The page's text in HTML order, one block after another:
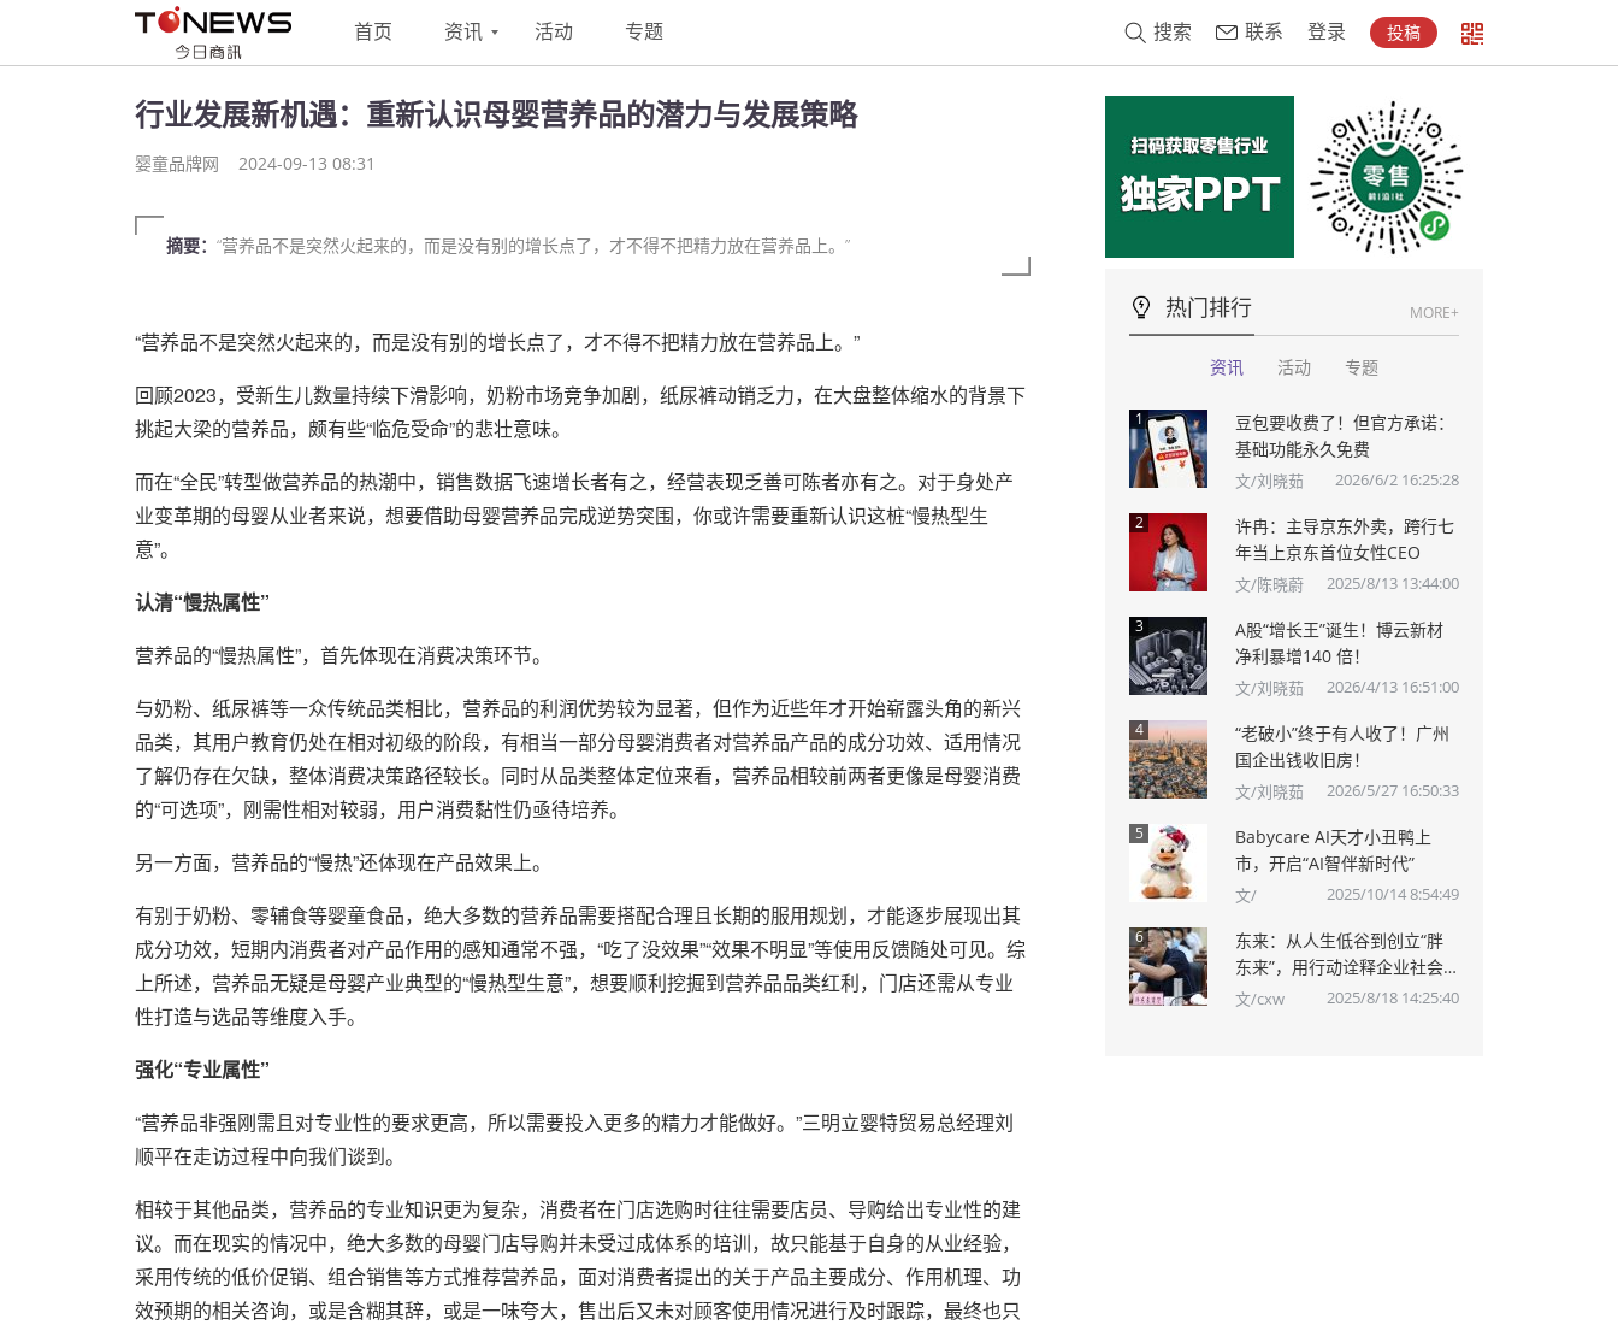
首页 资讯 活动 专题 搜索 联系 登录 投稿
行业发展新机遇：重新认识母婴营养品的潜力与发展策略
婴童品牌网 2024-09-13 08:31
摘要： “营养品不是突然火起来的，而是没有别的增长点了，才不得不把精力放在营养品上。”
“营养品不是突然火起来的，而是没有别的增长点了，才不得不把精力放在营养品上。”
回顾2023，受新生儿数量持续下滑影响，奶粉市场竞争加剧，纸尿裤动销乏力，在大盘整体缩水的背景下
挑起大梁的营养品，颇有些“临危受命”的悲壮意味。
而在“全民”转型做营养品的热潮中，销售数据飞速增长者有之，经营表现乏善可陈者亦有之。对于身处产
业变革期的母婴从业者来说，想要借助母婴营养品完成逆势突围，你或许需要重新认识这桩“慢热型生
意”。
认清“慢热属性”
营养品的“慢热属性”，首先体现在消费决策环节。
与奶粉、纸尿裤等一众传统品类相比，营养品的利润优势较为显著，但作为近些年才开始崭露头角的新兴
品类，其用户教育仍处在相对初级的阶段，有相当一部分母婴消费者对营养品产品的成分功效、适用情况
了解仍存在欠缺，整体消费决策路径较长。同时从品类整体定位来看，营养品相较前两者更像是母婴消费
的“可选项”，刚需性相对较弱，用户消费黏性仍亟待培养。
另一方面，营养品的“慢热”还体现在产品效果上。
有别于奶粉、零辅食等婴童食品，绝大多数的营养品需要搭配合理且长期的服用规划，才能逐步展现出其
成分功效，短期内消费者对产品作用的感知通常不强，“吃了没效果”“效果不明显”等使用反馈随处可见。综
上所述，营养品无疑是母婴产业典型的“慢热型生意”，想要顺利挖掘到营养品品类红利，门店还需从专业
性打造与选品等维度入手。
强化“专业属性”
“营养品非强刚需且对专业性的要求更高，所以需要投入更多的精力才能做好。”三明立婴特贸易总经理刘
顺平在走访过程中向我们谈到。
相较于其他品类，营养品的专业知识更为复杂，消费者在门店选购时往往需要店员、导购给出专业性的建
议。而在现实的情况中，绝大多数的母婴门店导购并未受过成体系的培训，故只能基于自身的从业经验，
采用传统的低价促销、组合销售等方式推荐营养品，面对消费者提出的关于产品主要成分、作用机理、功
效预期的相关咨询，或是含糊其辞，或是一味夸大，售出后又未对顾客使用情况进行及时跟踪，最终也只
热门排行 MORE+
资讯 活动 专题
1
豆包要收费了！但官方承诺：
基础功能永久免费
文/刘晓茹 2026/6/2 16:25:28
2
许冉：主导京东外卖，跨行七
年当上京东首位女性CEO
文/陈晓蔚 2025/8/13 13:44:00
3
A股“增长王”诞生！博云新材
净利暴增140 倍！
文/刘晓茹 2026/4/13 16:51:00
4
“老破小”终于有人收了！广州
国企出钱收旧房！
文/刘晓茹 2026/5/27 16:50:33
5
Babycare AI天才小丑鸭上
市，开启“AI智伴新时代”
文/ 2025/10/14 8:54:49
6
东来：从人生低谷到创立“胖
东来”，用行动诠释企业社会
责任
文/cxw 2025/8/18 14:25:40